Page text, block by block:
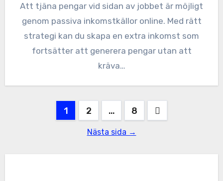
Att tjäna pengar vid sidan av jobbet är möjligt
genom passiva inkomstkällor online. Med rätt
strategi kan du skapa en extra inkomst som
fortsätter att generera pengar utan att
kräva…
Sidnumrering
1 2 … 8
Nästa sida →